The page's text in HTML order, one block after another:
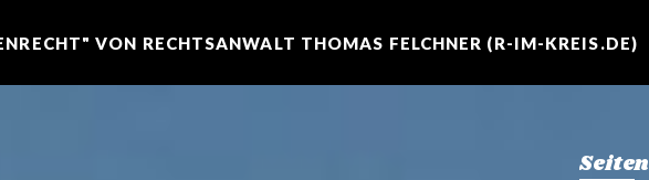
VON RECHTSANWALT THOMAS FELCHNER (R-IM-KREIS.DE)
Seiten